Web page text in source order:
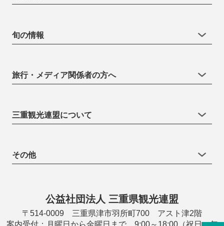
旬の情報
旅行・メディア関係者の方へ
三重観光連盟について
その他
公益社団法人 三重県観光連盟
〒514-0009 三重県津市羽所町700 アスト津2階
案内受付：月曜日から金曜日まで 9:00～18:00（祝日・年